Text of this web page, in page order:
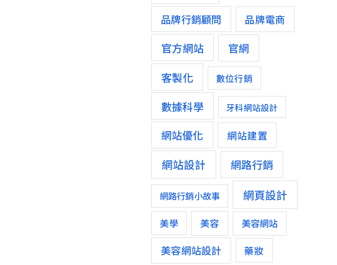
品牌行銷顧問 品牌電商
官方網站 官網
客製化 數位行銷
數據科學 牙科網站設計
網站優化 網站建置
網站設計 網路行銷
網路行銷小故事 網頁設計
美學 美容 美容網站
美容網站設計 藥妝